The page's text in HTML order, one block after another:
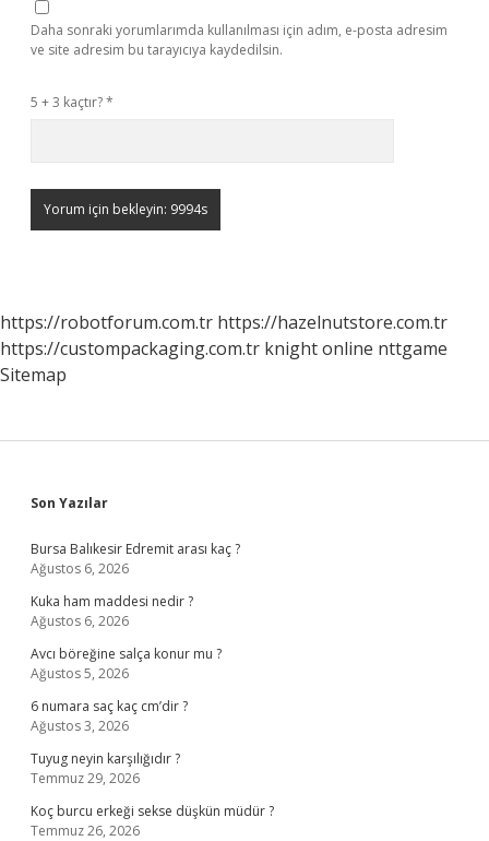
Daha sonraki yorumlarımda kullanılması için adım, e-posta adresim
ve site adresim bu tarayıcıya kaydedilsin.
5 + 3 kaçtır?*
https://robotforum.com.tr https://hazelnutstore.com.tr
https://custompackaging.com.tr knight online nttgame
Sitemap
Sidebar
Son Yazılar
Bursa Balıkesir Edremit arası kaç ?
Ağustos 6, 2026
Kuka ham maddesi nedir ?
Ağustos 6, 2026
Avcı böreğine salça konur mu ?
Ağustos 5, 2026
6 numara saç kaç cm’dir ?
Ağustos 3, 2026
Tuyug neyin karşılığıdır ?
Temmuz 29, 2026
Koç burcu erkeği sekse düşkün müdür ?
Temmuz 26, 2026